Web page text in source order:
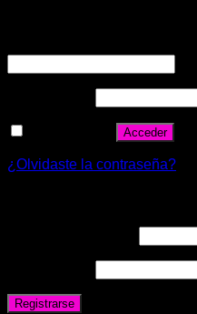
Acceder
¿Olvidaste la contraseña?
Registrarse